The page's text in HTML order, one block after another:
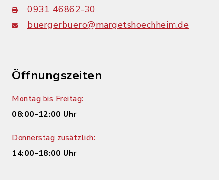
0931 46862-30
buergerbuero@margetshoechheim.de
Öffnungszeiten
Montag bis Freitag:
08:00-12:00 Uhr
Donnerstag zusätzlich:
14:00-18:00 Uhr